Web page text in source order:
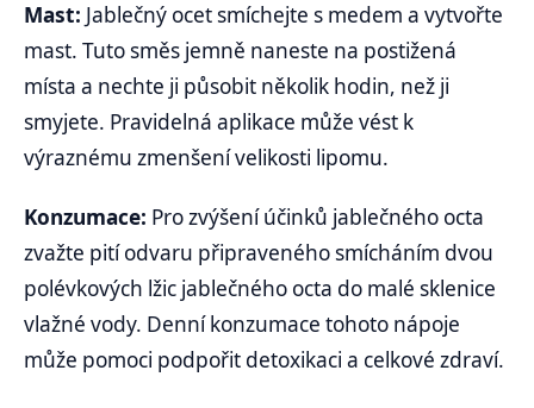
Mast: Jablečný ocet smíchejte s medem a vytvořte
mast. Tuto směs jemně naneste na postižená
místa a nechte ji působit několik hodin, než ji
smyjete. Pravidelná aplikace může vést k
výraznému zmenšení velikosti lipomu.
Konzumace: Pro zvýšení účinků jablečného octa
zvažte pití odvaru připraveného smícháním dvou
polévkových lžic jablečného octa do malé sklenice
vlažné vody. Denní konzumace tohoto nápoje
může pomoci podpořit detoxikaci a celkové zdraví.